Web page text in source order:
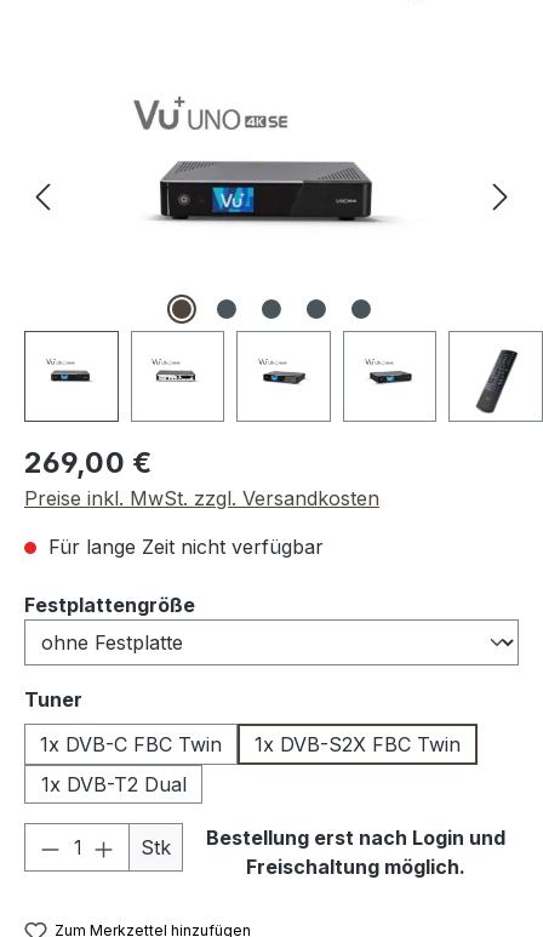
Regulärer Preis:
269,00 €
Preise inkl. MwSt. zzgl. Versandkosten
Für lange Zeit nicht verfügbar
Festplattengrößeauswählen
Tuner
1x DVB-C FBC Twin
1x DVB-S2X FBC Twin
1x DVB-T2 Dual
Produkt Anzahl: Gib den
Stk
Bestellung erst nach Login und
Freischaltung möglich.
Zum Merkzettel hinzufügen